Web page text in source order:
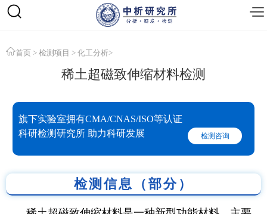
首页 > 检测项目 > 化工分析>
稀土超磁致伸缩材料检测
旗下实验室拥有CMA/CNAS/ISO等认证
科研检测研究所 助力科研发展
检测咨询
检测信息（部分）